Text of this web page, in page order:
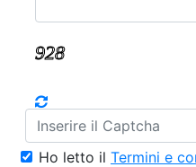
Ho letto il Termini e